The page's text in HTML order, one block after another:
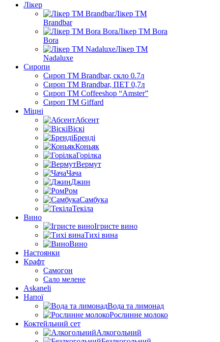
Лікер
Лікер ТМ
Brandbar
Лікер ТМ Bora
Bora
Лікер ТМ
Nadaluxe
Сиропи
Сироп TM Brandbar, скло 0.7л
Сироп TM Brandbar, ПЕТ 0,7л
Сироп TM Coffeeshop “Amster”
Сироп TM Giffard
Міцні
Абсент
Віскі
Бренді
Коньяк
Горілка
Вермут
Чача
Джин
Ром
Самбука
Текіла
Вино
Ігристе вино
Тихі вина
Вино
Настоянки
Крафт
Самогон
Сало мелене
Askaneli
Напої
Вода та лимонад
Рослинне молоко
Коктейльний сет
Алкогольний